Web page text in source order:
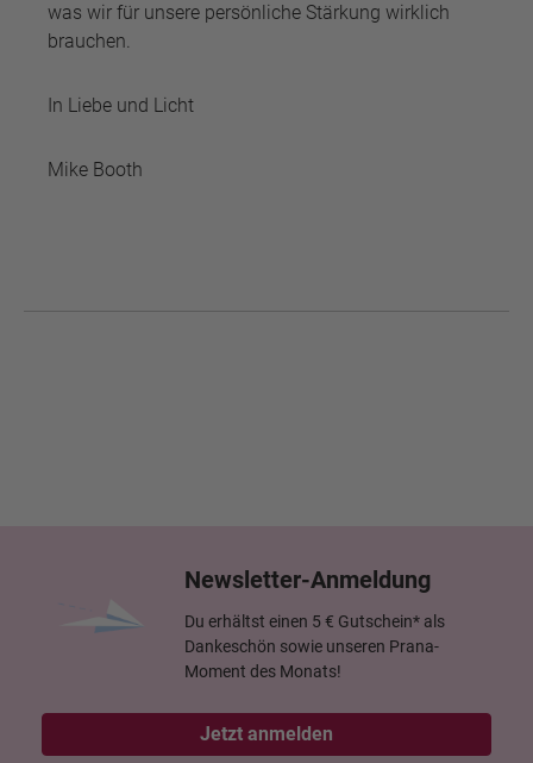
was wir für unsere persönliche Stärkung wirklich
brauchen.
In Liebe und Licht
Mike Booth
Newsletter-Anmeldung
Du erhältst einen 5 € Gutschein* als
Dankeschön sowie unseren Prana-
Moment des Monats!
Jetzt anmelden